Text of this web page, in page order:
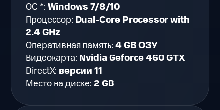
ОС *:Windows 7/8/10
Процессор: Dual-Core Processor with
2.4 GHz
Оперативная память:4 GB ОЗУ
Видеокарта: Nvidia Geforce 460 GTX
DirectX: версии 11
Место на диске: 2 GB